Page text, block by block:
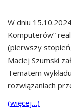
W dniu
Komputerów”
(pierwszy
Maciej Szumski
Tematem
rozwiązaniach
(więcej…)